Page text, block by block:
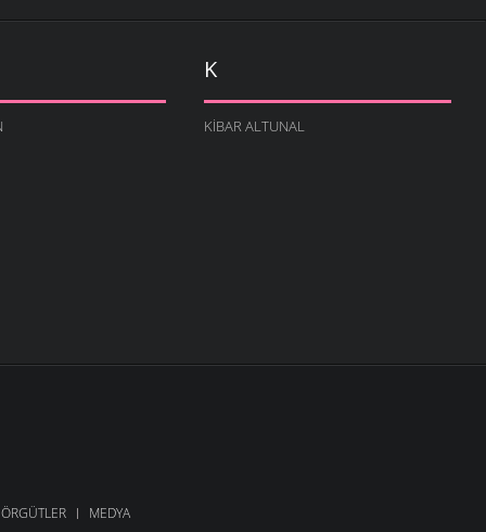
K
KIBAR ALTUNAL
ÖRGÜTLER MEDYA